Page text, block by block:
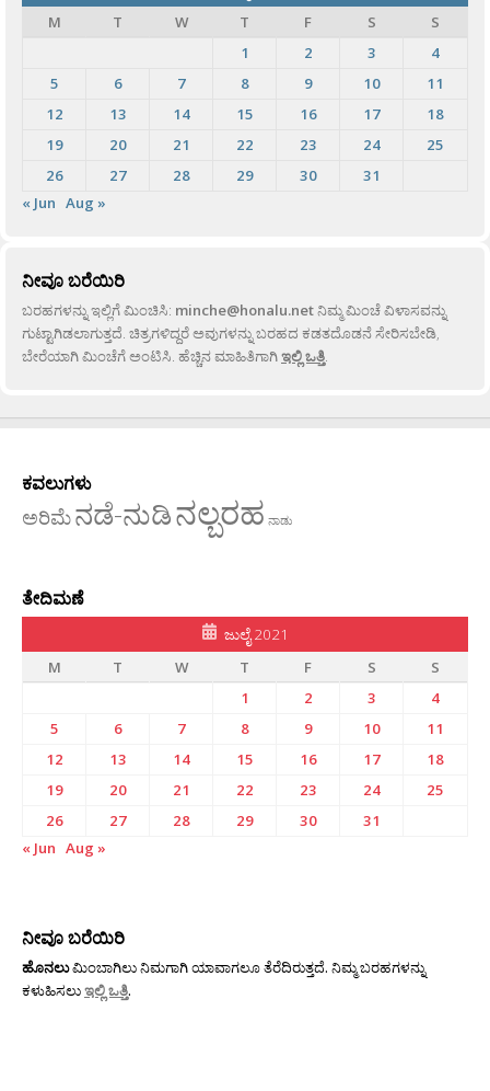
M
T W T F S
S
1
2 3
4
5
6 7 8 9 10
11
12
13 14 15 16 17
18
19
20 21 22 23 24
25
26
27 28 29 30
31
« Jun Aug »
ನೀವೂ ಬರೆಯಿರಿ
ಬರಹಗಳನ್ನು ಇಲ್ಲಿಗೆ ಮಿಂಚಿಸಿ: minche@honalu.netನಿಮ್ಮ ಮಿಂಚೆ ವಿಳಾಸವನ್ನು
ಗುಟ್ಟಾಗಿಡಲಾಗುತ್ತದೆ. ಚಿತ್ರಗಳಿದ್ದರೆ ಅವುಗಳನ್ನು ಬರಹದ ಕಡತದೊಡನೆ ಸೇರಿಸಬೇಡಿ,
ಬೇರೆಯಾಗಿ ಮಿಂಚೆಗೆ ಅಂಟಿಸಿ. ಹೆಚ್ಚಿನ ಮಾಹಿತಿಗಾಗಿಇಲ್ಲಿ ಒತ್ತಿ.
ಕವಲುಗಳು
ಅರಿಮೆನಡೆ-ನುಡಿನಲ್ಬರಹ ನಾಡು
ತೇದಿಮಣೆ
ಜುಲೈ 2021
M
T W T F S
S
1
2 3
4
5
6 7 8 9 10
11
12
13 14 15 16 17
18
19
20 21 22 23 24
25
26
27 28 29 30
31
« Jun Aug »
ನೀವೂ ಬರೆಯಿರಿ
ಹೊನಲುಮಿಂಬಾಗಿಲು ನಿಮಗಾಗಿ ಯಾವಾಗಲೂ ತೆರೆದಿರುತ್ತದೆ. ನಿಮ್ಮ ಬರಹಗಳನ್ನು
ಕಳುಹಿಸಲುಇಲ್ಲಿ ಒತ್ತಿ.